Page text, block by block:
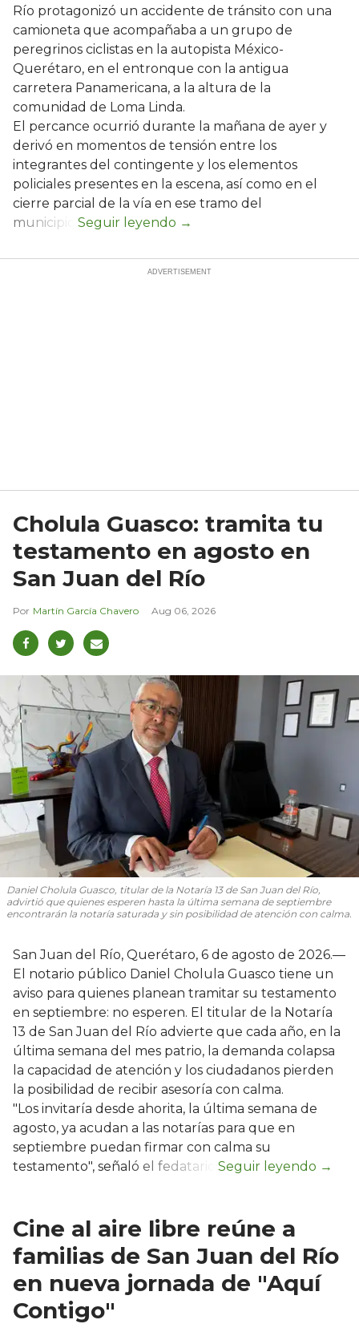
Río protagonizó un accidente de tránsito con una
camioneta que acompañaba a un grupo de
peregrinos ciclistas en la autopista México-
Querétaro, en el entronque con la antigua
carretera Panamericana, a la altura de la
comunidad de Loma Linda.
El percance ocurrió durante la mañana de ayer y
derivó en momentos de tensión entre los
integrantes del contingente y los elementos
policiales presentes en la escena, así como en el
cierre parcial de la vía en ese tramo del
municipio.
Cholula Guasco: tramita tu
testamento en agosto en
San Juan del Río
Martín García Chavero Aug 06, 2026
Daniel Cholula Guasco, titular de la Notaría 13 de San Juan del Río,
advirtió que quienes esperen hasta la última semana de septiembre
encontrarán la notaría saturada y sin posibilidad de atención con calma.
San Juan del Río, Querétaro, 6 de agosto de 2026.—
El notario público Daniel Cholula Guasco tiene un
aviso para quienes planean tramitar su testamento
en septiembre: no esperen. El titular de la Notaría
13 de San Juan del Río advierte que cada año, en la
última semana del mes patrio, la demanda colapsa
la capacidad de atención y los ciudadanos pierden
la posibilidad de recibir asesoría con calma.
"Los invitaría desde ahorita, la última semana de
agosto, ya acudan a las notarías para que en
septiembre puedan firmar con calma su
testamento", señaló el fedatario.
Cine al aire libre reúne a
familias de San Juan del Río
en nueva jornada de "Aquí
Contigo"